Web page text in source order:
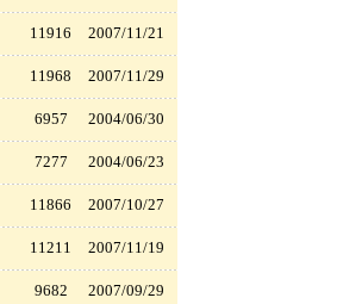
11916 2007/11/21
11968 2007/11/29
6957 2004/06/30
7277 2004/06/23
11866 2007/10/27
11211 2007/11/19
9682 2007/09/29